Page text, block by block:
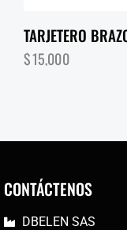
TARJETERO
$15,000
CONTÁCTENOS
DBELEN SAS